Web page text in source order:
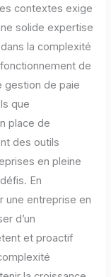
contextes exige
solide expertise
la complexité
de
gestion de paie
que
place de
des outils
en pleine
En
une entreprise en
d’un
et proactif